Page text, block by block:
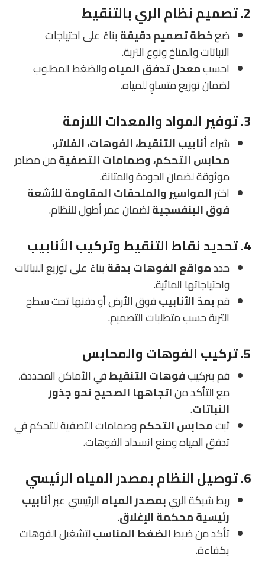
2. تصميم نظام الري بالتنقيط
ضعخطة تصميم دقيقة بناءً على احتياجات
النباتات والمناخ ونوع التربة.
احسبمعدل تدفق المياهوالضغط المطلوب
لضمان توزيع متساوٍ للمياه.
3. توفير المواد والمعدات اللازمة
شراءأنابيب التنقيط، الفوهات، الفلاتر،
محابس التحكم، وصمامات التصفيةمن مصادر
موثوقة لضمان الجودة والمتانة.
اخترالمواسير والملحقات المقاومة للأشعة
فوق البنفسجيةلضمان عمر أطول للنظام.
4. تحديد نقاط التنقيط وتركيب الأنابيب
حددمواقع الفوهات بدقة بناءً على توزيع النباتات
واحتياجاتها المائية.
قمبمدّ الأنابيبفوق الأرض أو دفنها تحت سطح
التربة حسب متطلبات التصميم.
5. تركيب الفوهات والمحابس
قم بتركيبفوهات التنقيطفي الأماكن المحددة،
مع التأكد مناتجاهها الصحيح نحو جذور
النباتات.
ثبتمحابس التحكموصمامات التصفية للتحكم في
تدفق المياه ومنع انسداد الفوهات.
6. توصيل النظام بمصدر المياه الرئيسي
ربط شبكة الريبمصدر المياه الرئيسي عبرأنابيب
رئيسية محكمة الإغلاق.
تأكد من ضبطالضغط المناسبلتشغيل الفوهات
بكفاءة.